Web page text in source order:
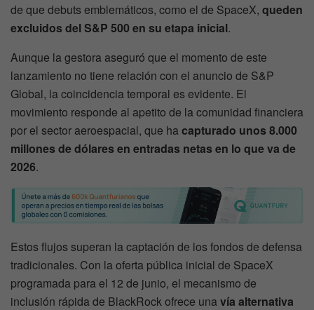
de que debuts emblemáticos, como el de SpaceX, queden
excluidos del S&P 500 en su etapa inicial.
Aunque la gestora aseguró que el momento de este
lanzamiento no tiene relación con el anuncio de S&P
Global, la coincidencia temporal es evidente. El
movimiento responde al apetito de la comunidad financiera
por el sector aeroespacial, que hacapturado unos 8.000
millones de dólares en entradas netas en lo que va de
2026.
Estos flujos superan la captación de los fondos de defensa
tradicionales. Con la oferta pública inicial de SpaceX
programada para el 12 de junio, el mecanismo de
inclusión rápida de BlackRock ofrece unavía alternativa